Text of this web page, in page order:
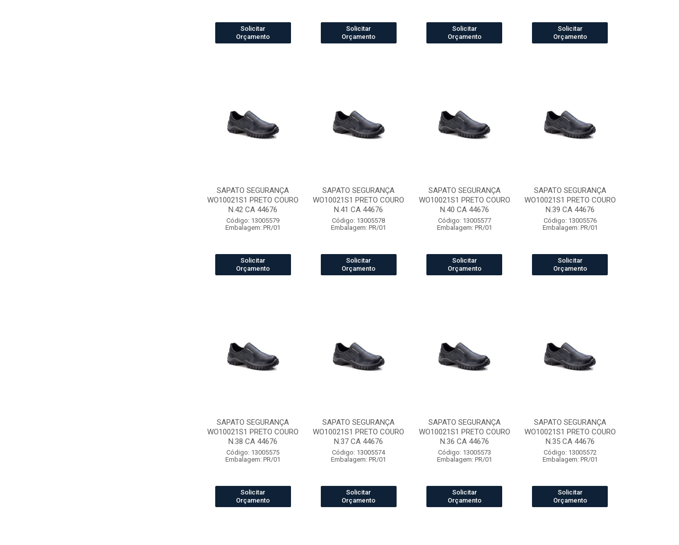
Solicitar
Orçamento
Solicitar
Orçamento
Solicitar
Orçamento
Solicitar
Orçamento
SAPATO SEGURANÇA
WO10021S1 PRETO COURO
N.42 CA 44676
Código: 13005579
Embalagem: PR/01
Solicitar
Orçamento
SAPATO SEGURANÇA
WO10021S1 PRETO COURO
N.41 CA 44676
Código: 13005578
Embalagem: PR/01
Solicitar
Orçamento
SAPATO SEGURANÇA
WO10021S1 PRETO COURO
N.40 CA 44676
Código: 13005577
Embalagem: PR/01
Solicitar
Orçamento
SAPATO SEGURANÇA
WO10021S1 PRETO COURO
N.39 CA 44676
Código: 13005576
Embalagem: PR/01
Solicitar
Orçamento
SAPATO SEGURANÇA
WO10021S1 PRETO COURO
N.38 CA 44676
Código: 13005575
Embalagem: PR/01
Solicitar
Orçamento
SAPATO SEGURANÇA
WO10021S1 PRETO COURO
N.37 CA 44676
Código: 13005574
Embalagem: PR/01
Solicitar
Orçamento
SAPATO SEGURANÇA
WO10021S1 PRETO COURO
N.36 CA 44676
Código: 13005573
Embalagem: PR/01
Solicitar
Orçamento
SAPATO SEGURANÇA
WO10021S1 PRETO COURO
N.35 CA 44676
Código: 13005572
Embalagem: PR/01
Solicitar
Orçamento